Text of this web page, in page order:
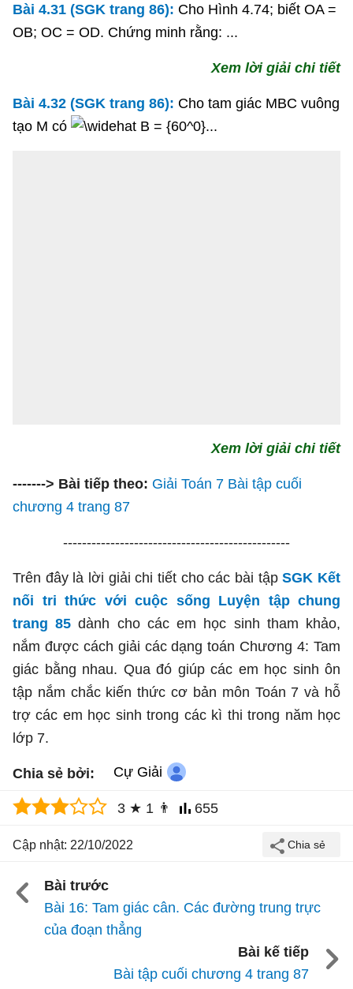
Bài 4.31 (SGK trang 86): Cho Hình 4.74; biết OA =
OB; OC = OD. Chứng minh rằng: ...
Xem lời giải chi tiết
Bài 4.32 (SGK trang 86): Cho tam giác MBC vuông
tạo M có
...
Xem lời giải chi tiết
-------> Bài tiếp theo: Giải Toán 7 Bài tập cuối
chương 4 trang 87
------------------------------------------------
Trên đây là lời giải chi tiết cho các bài tậpSGK Kết
nối tri thức với cuộc sống Luyện tập chung
trang 85dành cho các em học sinh tham khảo,
nắm được cách giải các dạng toán Chương 4: Tam
giác bằng nhau. Qua đó giúp các em học sinh ôn
tập nắm chắc kiến thức cơ bản môn Toán 7 và hỗ
trợ các em học sinh trong các kì thi trong năm học
lớp 7.
Chia sẻ bởi: Cự Giải
3 ★ 1 👨 655
Cập nhật: 22/10/2022
Bài trước
Bài 16: Tam giác cân. Các đường trung trực
của đoạn thẳng
Bài kế tiếp
Bài tập cuối chương 4 trang 87